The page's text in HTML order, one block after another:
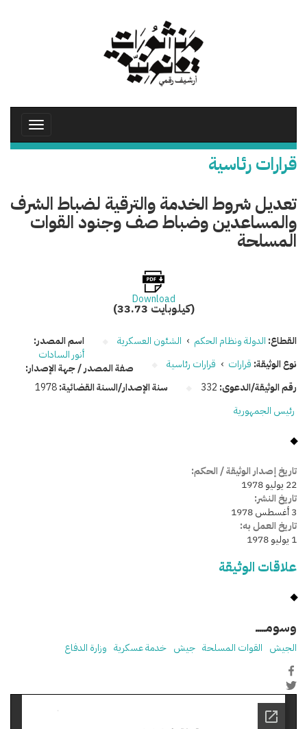
Toggle
قرارات رئاسية
تعديل شروط الخدمة والترقية لضباط الشرف
والمساعدين وضباط صف وجنود القوات
المسلحة
Download
(33.73 كيلوبايت)
القطاع: الدولة ونظام الحكم › الشئون العسكرية
نوع الوثيقة: قرارات › قرارات رئاسية
رقم الوثيقة/الدعوى: 332 سنة الإصدار/السنة القضائية:1978
اسم المصدر:
أنور السادات
صفة المصدر / جهة الإصدار:
رئيس الجمهورية
تاريخ إصدار الوثيقة / الحكم:
22 يوليو 1978
تاريخ النشر:
3 أغسطس 1978
تاريخ العمل به:
1 يوليو 1978
علاقات الوثيقة
وسومـــــ
الجيش القوات المسلحة جيش خدمة عسكرية وزارة الدفاع